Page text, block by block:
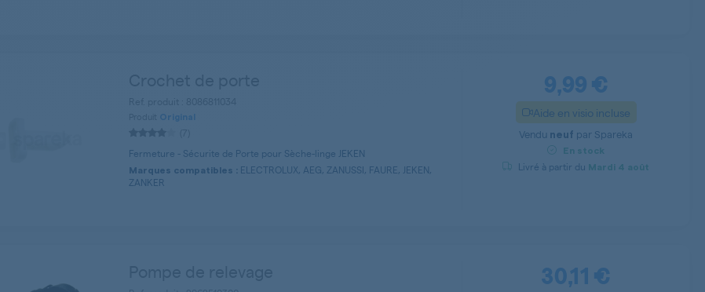
Original
Fermeture - Sécurite de Porte pour Sèche-linge JEKEN
Marques compatibles : ELECTROLUX, AEG, ZANUSSI, FAURE, JEKEN,
ZANKER
9,99 €
Aide en visio incluse
Vendu neuf par Spareka
En stock
Livré à partir du Mardi 4 août
30,11 €